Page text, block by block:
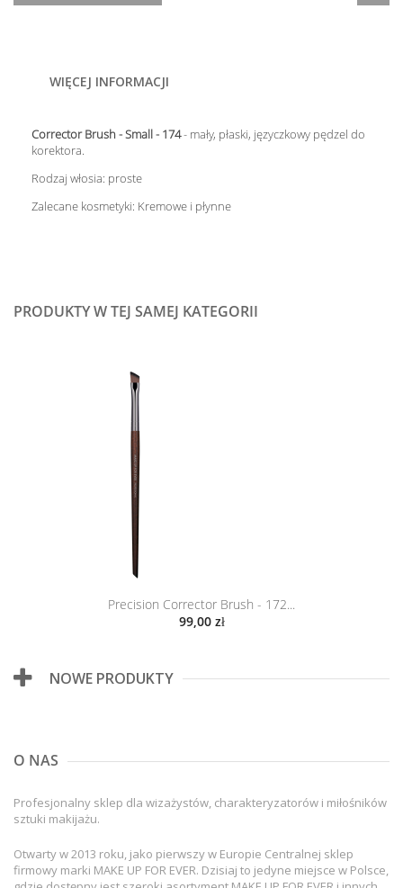
WIĘCEJ INFORMACJI
Corrector Brush - Small - 174- mały, płaski, języczkowy pędzel do
korektora.
Rodzaj włosia: proste
Zalecane kosmetyki: Kremowe i płynne
PRODUKTY W TEJ SAMEJ KATEGORII
Precision Corrector Brush - 172...
99,00 zł
NOWE PRODUKTY
O NAS
Profesjonalny sklep dla wizażystów, charakteryzatorów i miłośników
sztuki makijażu.
Otwarty w 2013 roku, jako pierwszy w Europie Centralnej sklep
firmowy marki MAKE UP FOR EVER. Dzisiaj to jedyne miejsce w Polsce,